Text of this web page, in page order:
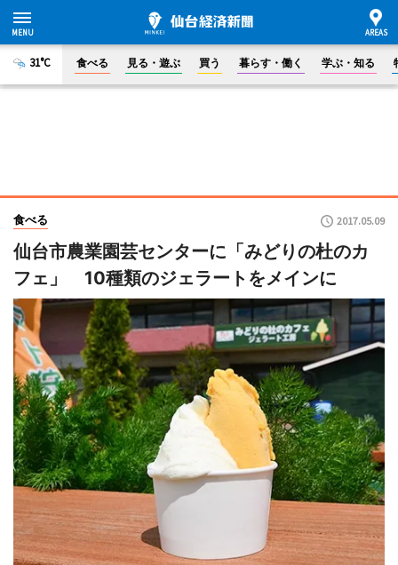
31°C 食べる 見る・遊ぶ 買う 暮らす・働く 学ぶ・知る
食べる 2017.05.09
仙台市農業園芸センターに「みどりの杜のカ
フェ」 10種類のジェラートをメインに